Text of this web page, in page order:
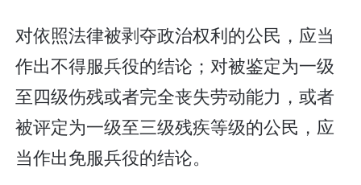
对依照法律被剥夺政治权利的公民，应当
作出不得服兵役的结论；对被鉴定为一级
至四级伤残或者完全丧失劳动能力，或者
被评定为一级至三级残疾等级的公民，应
当作出免服兵役的结论。